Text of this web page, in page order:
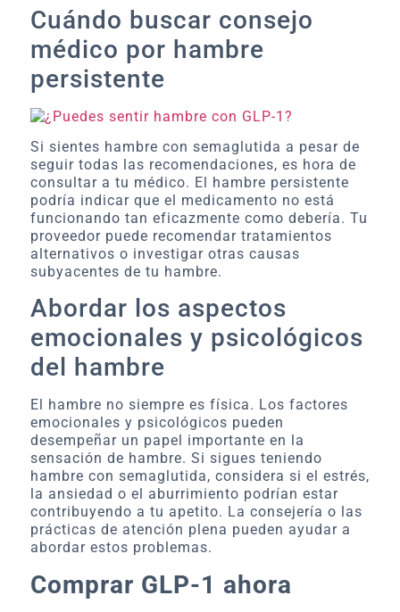
Cuándo buscar consejo
médico por hambre
persistente
Si sientes hambre con semaglutida a pesar de
seguir todas las recomendaciones, es hora de
consultar a tu médico. El hambre persistente
podría indicar que el medicamento no está
funcionando tan eficazmente como debería. Tu
proveedor puede recomendar tratamientos
alternativos o investigar otras causas
subyacentes de tu hambre.
Abordar los aspectos
emocionales y psicológicos
del hambre
El hambre no siempre es física. Los factores
emocionales y psicológicos pueden
desempeñar un papel importante en la
sensación de hambre. Si sigues teniendo
hambre con semaglutida, considera si el estrés,
la ansiedad o el aburrimiento podrían estar
contribuyendo a tu apetito. La consejería o las
prácticas de atención plena pueden ayudar a
abordar estos problemas.
Comprar GLP-1 ahora